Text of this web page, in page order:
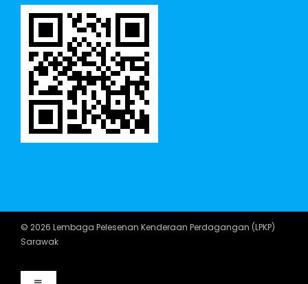
© 2026 Lembaga Pelesenan Kenderaan Perdagangan (LPKP)
Sarawak